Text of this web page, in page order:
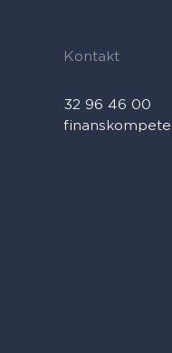
Kontakt
32 96 46 00